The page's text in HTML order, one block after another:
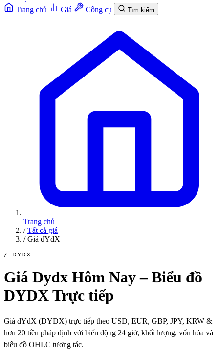
Trang chủ
Giá Công cụ Tìm kiếm
Trang chủ
/ Tất cả giá
/ Giá dYdX
/ DYDX
Giá Dydx Hôm Nay – Biểu đồ
DYDX Trực tiếp
Giá dYdX (DYDX) trực tiếp theo USD, EUR, GBP, JPY, KRW &
hơn 20 tiền pháp định với biến động 24 giờ, khối lượng, vốn hóa và
biểu đồ OHLC tương tác.